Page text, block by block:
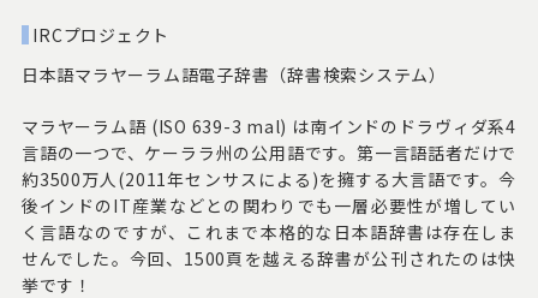
IRCプロジェクト
日本語マラヤーラム語電子辞書（辞書検索システム）
マラヤーラム語 (ISO 639-3 mal) は南インドのドラヴィダ系4
言語の一つで、ケーララ州の公用語です。第一言語話者だけで
約3500万人(2011年センサスによる)を擁する大言語です。今
後インドのIT産業などとの関わりでも一層必要性が増してい
く言語なのですが、これまで本格的な日本語辞書は存在しま
せんでした。今回、1500頁を越える辞書が公刊されたのは快
挙です！